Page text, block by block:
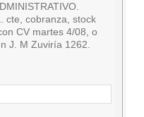
cte, cobranza, stock
CV martes 4/08, o
J. M Zuviría 1262.